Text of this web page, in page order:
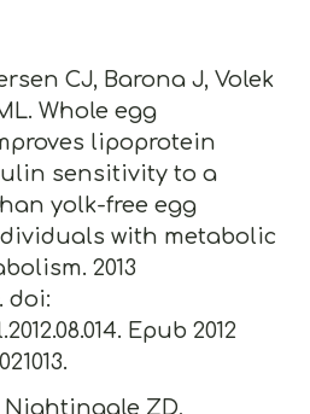
CJ, Barona J, Volek
Whole egg
lipoprotein
sensitivity to a
yolk-free egg
with metabolic
2013
doi:
Epub 2012
Nightingale ZD,